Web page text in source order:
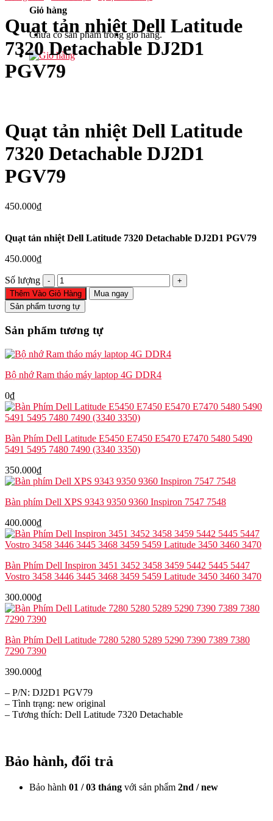
Giỏ hàng
Chưa có sản phẩm trong giỏ hàng.
Quạt tản nhiệt Dell Latitude
7320 Detachable DJ2D1
PGV79
Quạt tản nhiệt Dell Latitude
7320 Detachable DJ2D1
PGV79
450.000₫
Quạt tản nhiệt Dell Latitude 7320 Detachable DJ2D1 PGV79
450.000₫
Số lượng
Quạt
tản
nhiệt
Dell
7320
DJ2D1
số
Thêm Vào Giỏ Hàng
Mua ngay
Sản phẩm tương tự
Sản phẩm tương tự
Bộ nhớ Ram tháo máy laptop 4G DDR4
0₫
Bàn Phím Dell Latitude E5450 E7450 E5470 E7470 5480 5490
5491 5495 7480 7490 (3340 3350)
350.000₫
Bàn phím Dell XPS 9343 9350 9360 Inspiron 7547 7548
400.000₫
Bàn Phím Dell Inspiron 3451 3452 3458 3459 5442 5445 5447
Vostro 3458 3446 3445 3468 3459 5459 Latitude 3450 3460 3470
300.000₫
Bàn Phím Dell Latitude 7280 5280 5289 5290 7390 7389 7380
7290 7390
390.000₫
– P/N: DJ2D1 PGV79
– Tình trạng: new original
– Tương thích: Dell Latitude 7320 Detachable
Bảo hành, đổi trả
Bảo hành 01 / 03 tháng với sản phẩm 2nd / new